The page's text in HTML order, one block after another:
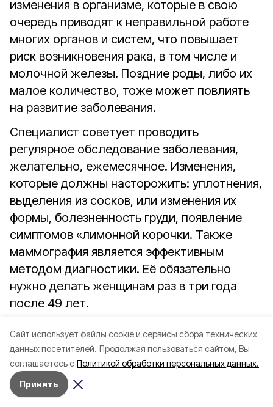
Cайт использует файлы cookie и сервисы сбора технических
данных посетителей. Продолжая пользоваться сайтом, Вы
соглашаетесь с Политикой обработки персональных данных.
Принять
изменения в организме, которые в свою
очередь приводят к неправильной работе
многих органов и систем, что повышает
риск возникновения рака, в том числе и
молочной железы. Поздние роды, либо их
малое количество, тоже может повлиять
на развитие заболевания.
Специалист советует проводить
регулярное обследование заболевания,
желательно, ежемесячное. Изменения,
которые должны насторожить: уплотнения,
выделения из сосков, или изменения их
формы, болезненность груди, появление
симптомов «лимонной корочки. Также
маммография является эффективным
методом диагностики. Её обязательно
нужно делать женщинам раз в три года
после 49 лет.
Универсальный метод профилактики, по
словам Парфёновой – это кормление
грудью своих детей, правильное питание и
регулярная ходьба. Также собеседница
рекомендует не злоупотреблять вредными